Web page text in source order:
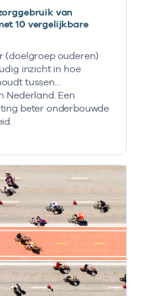
van
10 vergelijkbare
(doelgroep ouderen)
inzicht in hoe
tussen
Nederland. Een
beter onderbouwde